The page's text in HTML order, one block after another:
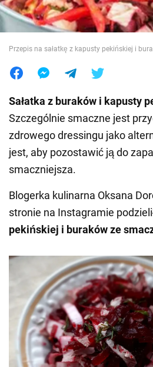
Świat
Jedzenie
Przepis na sałatkę z kapusty pekińskiej i
Sałatka z buraków i kapusty
Szczególnie smaczne jest
zdrowego dressingu jako
jest, aby pozostawić ją do
smaczniejsza.
Blogerka kulinarna Oksana
stronie na Instagramie
pekińskiej i buraków ze